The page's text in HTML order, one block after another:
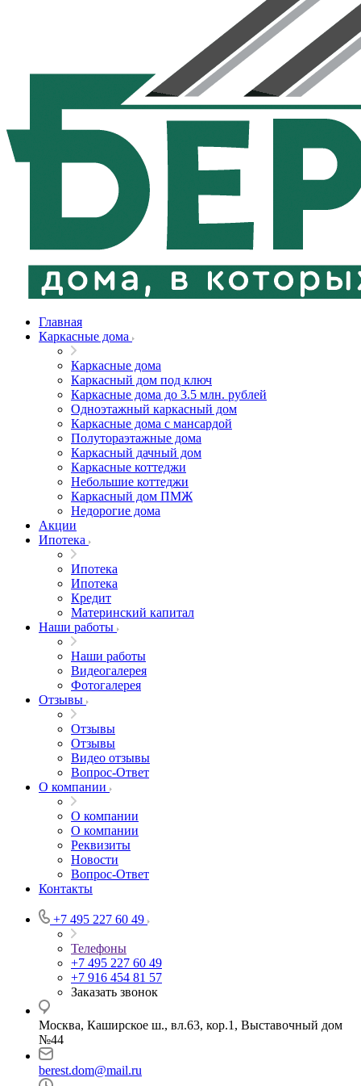
Главная
Каркасные дома
Каркасные дома
Каркасный дом под ключ
Каркасные дома до 3.5 млн. рублей
Одноэтажный каркасный дом
Каркасные дома с мансардой
Полутораэтажные дома
Каркасный дачный дом
Каркасные коттеджи
Небольшие коттеджи
Каркасный дом ПМЖ
Недорогие дома
Акции
Ипотека
Ипотека
Ипотека
Кредит
Материнский капитал
Наши работы
Наши работы
Видеогалерея
Фотогалерея
Отзывы
Отзывы
Отзывы
Видео отзывы
Вопрос-Ответ
О компании
О компании
О компании
Реквизиты
Новости
Вопрос-Ответ
Контакты
+7 495 227 60 49
Телефоны
+7 495 227 60 49
+7 916 454 81 57
Заказать звонок
Москва, Каширское ш., вл.63, кор.1, Выставочный дом
№44
berest.dom@mail.ru